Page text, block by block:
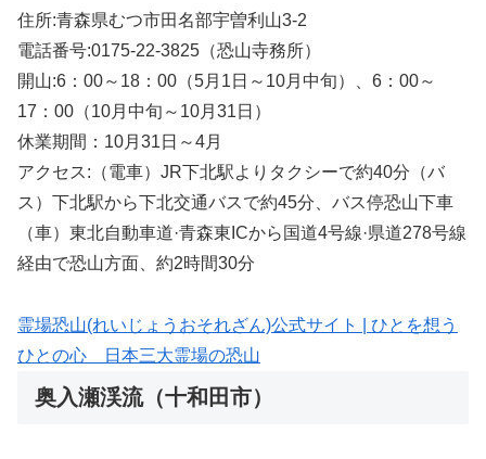
住所:青森県むつ市田名部宇曽利山3-2
電話番号:0175-22-3825（恐山寺務所）
開山:6：00～18：00（5月1日～10月中旬）、6：00～
17：00（10月中旬～10月31日）
休業期間：10月31日～4月
アクセス:（電車）JR下北駅よりタクシーで約40分（バ
ス）下北駅から下北交通バスで約45分、バス停恐山下車
（車）東北自動車道·青森東ICから国道4号線·県道278号線
経由で恐山方面、約2時間30分
霊場恐山(れいじょうおそれざん)公式サイト | ひとを想う
ひとの心 日本三大霊場の恐山
奥入瀬渓流（十和田市）